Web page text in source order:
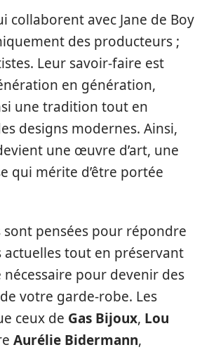
collaborent avec Jane de Boy
des producteurs ;
Leur savoir-faire est
en génération,
une tradition tout en
designs modernes. Ainsi,
une œuvre d’art, une
qui mérite d’être portée
sont pensées pour répondre
actuelles tout en préservant
nécessaire pour devenir des
votre garde-robe. Les
ceux de Gas Bijoux, Lou
Aurélie Bidermann,